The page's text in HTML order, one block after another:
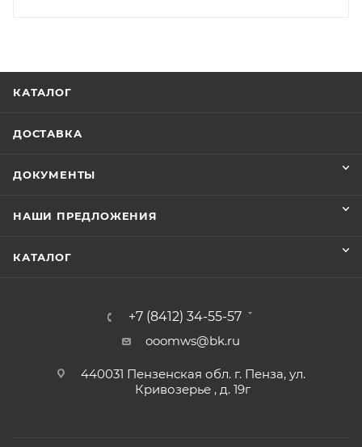
КАТАЛОГ
ДОСТАВКА
ДОКУМЕНТЫ
НАШИ ПРЕДЛОЖЕНИЯ
КАТАЛОГ
+7 (8412) 34-55-57
ooomws@bk.ru
440031 Пензенская обл. г. Пенза, ул.
Кривозерье , д. 19г